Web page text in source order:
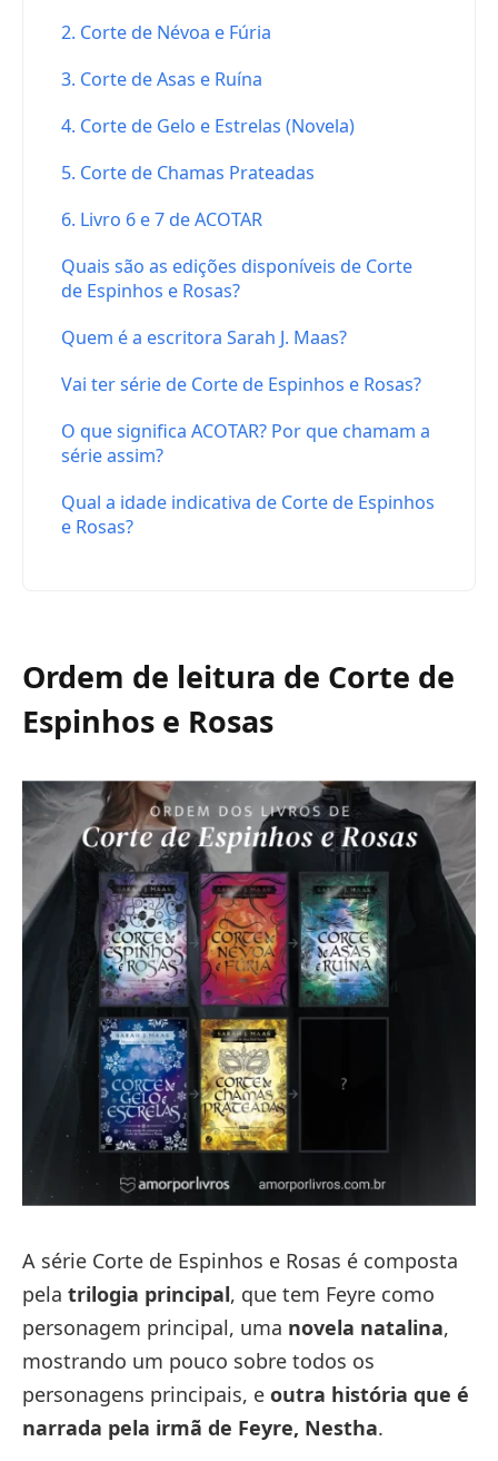
2. Corte de Névoa e Fúria
3. Corte de Asas e Ruína
4. Corte de Gelo e Estrelas (Novela)
5. Corte de Chamas Prateadas
6. Livro 6 e 7 de ACOTAR
Quais são as edições disponíveis de Corte
de Espinhos e Rosas?
Quem é a escritora Sarah J. Maas?
Vai ter série de Corte de Espinhos e Rosas?
O que significa ACOTAR? Por que chamam a
série assim?
Qual a idade indicativa de Corte de Espinhos
e Rosas?
Ordem de leitura de Corte de
Espinhos e Rosas
A série Corte de Espinhos e Rosas é composta
pela trilogia principal, que tem Feyre como
personagem principal, uma novela natalina,
mostrando um pouco sobre todos os
personagens principais, e outra história que é
narrada pela irmã de Feyre, Nestha.